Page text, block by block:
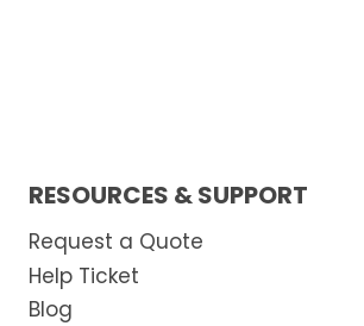
RESOURCES & SUPPORT
Request a Quote
Help Ticket
Blog